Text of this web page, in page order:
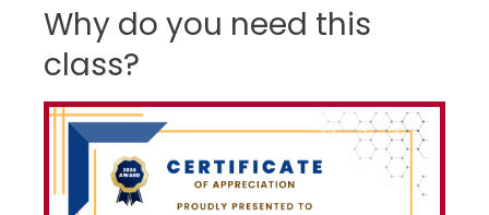
Why do you need this
class?